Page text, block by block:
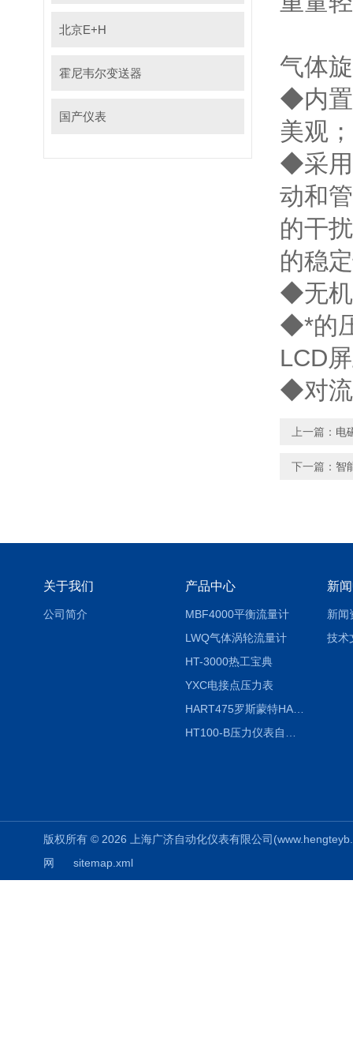
北京E+H
霍尼韦尔变送器
国产仪表
气体
◆内置
美观
◆采用
动和
的干
的稳
◆无
◆*的
LCD
◆对流
上一篇： 电
下一篇： 智
关于我们
公司简介
产品中心
MBF4000平衡流量计
LWQ气体涡轮流量计
HT-3000热工宝典
YXC电接点压力表
HART475罗斯蒙特HART475手操器
新
新闻
技术
版权所有 © 2026 上海广济自动化仪表有限公司
网
sitemap.xml